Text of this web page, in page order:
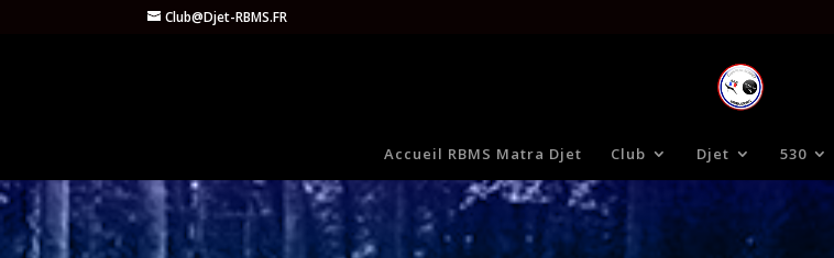
Club@Djet-RBMS.FR
Accueil RBMS Matra Djet Club Djet 530